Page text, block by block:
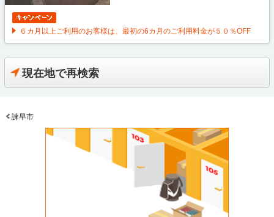
６カ月以上ご利用のお客様は、最初の6カ月のご利用料金が５０％OFF
現在地で再検索
諫早市